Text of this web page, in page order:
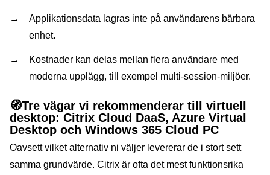
Applikationsdata lagras inte på användarens bärbara
enhet.
Kostnader kan delas mellan flera användare med
moderna upplägg, till exempel multi-session-miljöer.
🧭Tre vägar vi rekommenderar till virtuell
desktop: Citrix Cloud DaaS, Azure Virtual
Desktop och Windows 365 Cloud PC
Oavsett vilket alternativ ni väljer levererar de i stort sett
samma grundvärde. Citrix är ofta det mest funktionsrika